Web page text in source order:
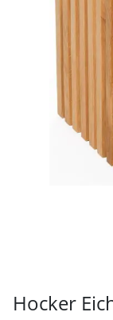
Hocker